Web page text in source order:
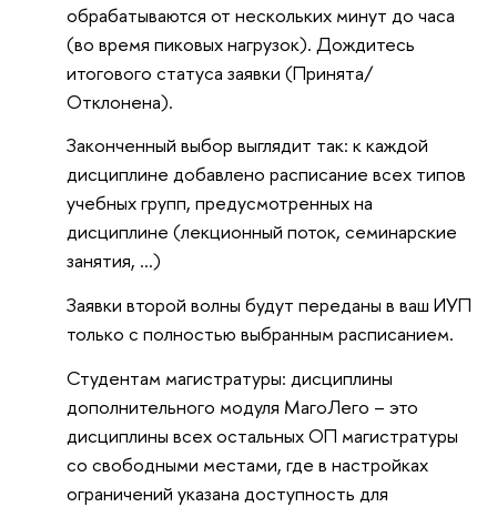
обрабатываются от нескольких минут до часа
(во время пиковых нагрузок). Дождитесь
итогового статуса заявки (Принята/
Отклонена).
Законченный выбор выглядит так: к каждой
дисциплине добавлено расписание всех типов
учебных групп, предусмотренных на
дисциплине (лекционный поток, семинарские
занятия, ...)
Заявки второй волны будут переданы в ваш ИУП
только с полностью выбранным расписанием.
Студентам магистратуры: дисциплины
дополнительного модуля МагоЛего – это
дисциплины всех остальных ОП магистратуры
со свободными местами, где в настройках
ограничений указана доступность для